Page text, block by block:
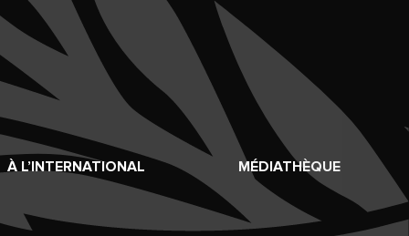
À L’INTERNATIONAL MÉDIATHÈQUE